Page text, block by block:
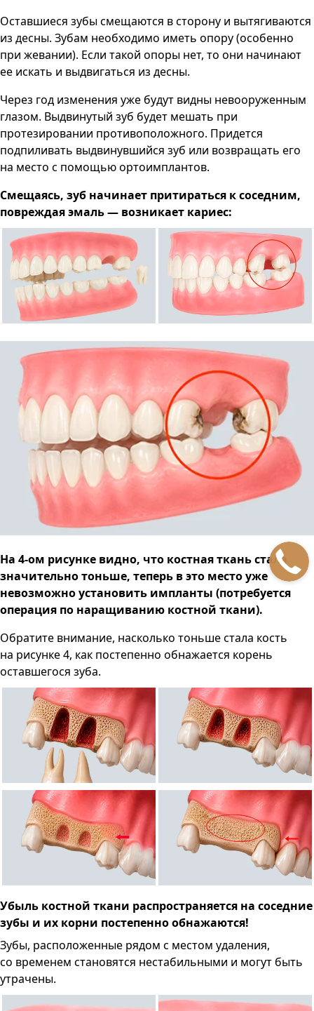
Оставшиеся зубы смещаются в сторону и вытягиваются
из десны. Зубам необходимо иметь опору (особенно
при жевании). Если такой опоры нет, то они начинают
ее искать и выдвигаться из десны.
Через год изменения уже будут видны невооруженным
глазом. Выдвинутый зуб будет мешать при
протезировании противоположного. Придется
подпиливать выдвинувшийся зуб или возвращать его
на место с помощью ортоимплантов.
Смещаясь, зуб начинает притираться к соседним,
повреждая эмаль — возникает кариес:
На 4-ом рисунке видно, что костная ткань стала
значительно тоньше, теперь в это место уже
невозможно установить импланты (потребуется
операция по наращиванию костной ткани).
Обратите внимание, насколько тоньше стала кость
на рисунке 4, как постепенно обнажается корень
оставшегося зуба.
Убыль костной ткани распространяется на соседние
зубы и их корни постепенно обнажаются!
Зубы, расположенные рядом с местом удаления,
со временем становятся нестабильными и могут быть
утрачены.